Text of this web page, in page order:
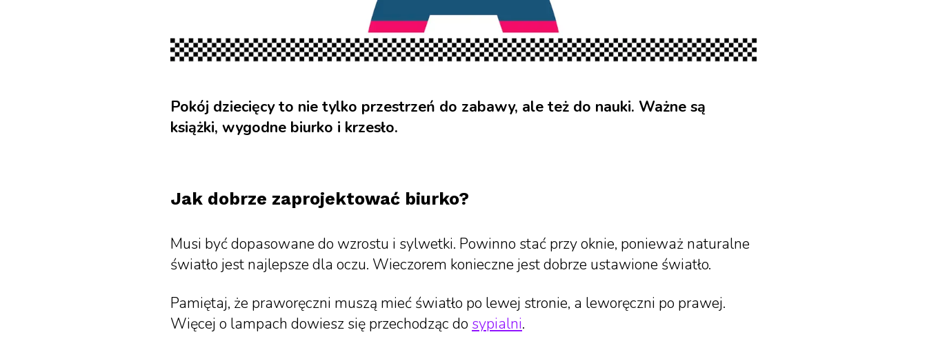
Pokój dziecięcy to nie tylko przestrzeń do zabawy, ale też do nauki. Ważne są
książki, wygodne biurko i krzesło.
Jak dobrze zaprojektować biurko?
Musi być dopasowane do wzrostu i sylwetki. Powinno stać przy oknie, ponieważ naturalne
światło jest najlepsze dla oczu. Wieczorem konieczne jest dobrze ustawione światło.
Pamiętaj, że praworęczni muszą mieć światło po lewej stronie, a leworęczni po prawej.
Więcej o lampach dowiesz się przechodząc do sypialni.